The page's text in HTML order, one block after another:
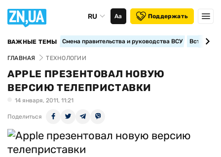
RU Аа Поддержать
ВАЖНЫЕ ТЕМЫ Смена правительства и руководства ВСУ
ГЛАВНАЯ ТЕХНОЛОГИИ
APPLE ПРЕЗЕНТОВАЛ НОВУЮ
ВЕРСИЮ ТЕЛЕПРИСТАВКИ
14 января, 2011, 11:21
Поделиться